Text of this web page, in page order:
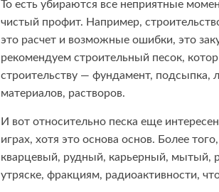
То есть убираются все неприятные
чистый профит. Например,
это расчет и возможные ошибки, это
рекомендуем строительный песок,
строительству — фундамент,
материалов, растворов.
И вот относительно песка еще
играх, хотя это основа основ. Более
кварцевый, рудный, карьерный, мытый,
утряске, фракциям, радиоактивности,